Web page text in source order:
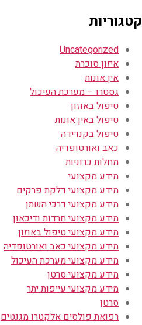
קטגוריות
Uncategorized
איזון סוכרת
אין אונות
גסטרו – מערכת העיכול
טיפול באוזון
טיפול באין אונות
טיפול בקנדידה
כאב ואורטופדיה
מחלות כרוניות
מידע מקצועי
מידע מקצועי דלקת פרקים
מידע מקצועי דרכי השתן
מידע מקצועי חרדות ודיכאון
מידע מקצועי טיפול באוזון
מידע מקצועי כאב ואורטופדיה
מידע מקצועי מערכת העיכול
מידע מקצועי סרטן
מידע מקצועי עייפות יתר
סרטן
רפואת פולסים אלקטרו מגנטים